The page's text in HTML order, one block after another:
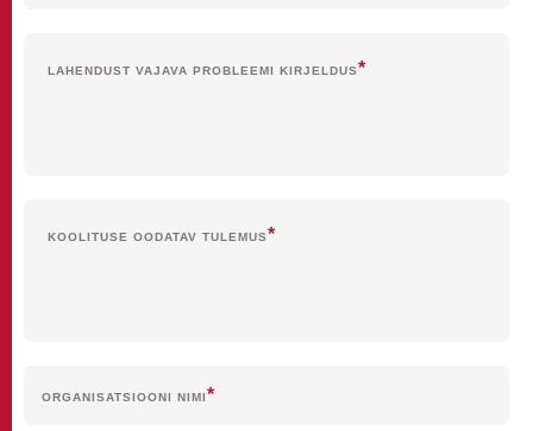
LAHENDUST VAJAVA PROBLEEMI KIRJELDUS
KOOLITUSE OODATAV TULEMUS
ORGANISATSIOONI NIMI